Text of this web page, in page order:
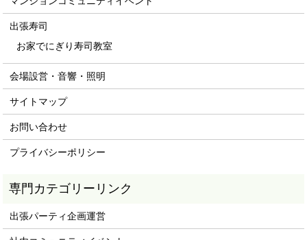
出張寿司
お家でにぎり寿司教室
会場設営・音響・照明
サイトマップ
お問い合わせ
プライバシーポリシー
専門カテゴリーリンク
出張パーティ企画運営